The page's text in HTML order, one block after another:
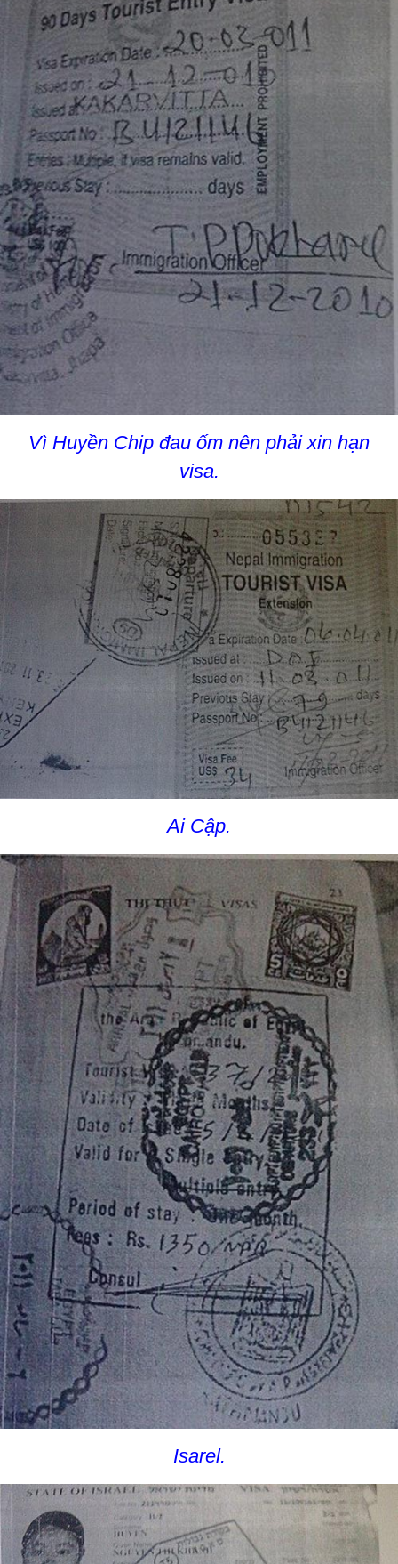
Vì Huyền Chip đau ốm nên phải xin hạn
visa.
Ai Cập.
Isarel.